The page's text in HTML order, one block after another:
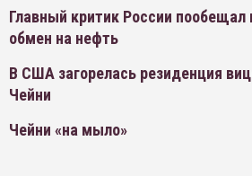
Главный критик России пообещал
обмен на нефть
В США загорелась резиденция
Чейни
Чейни «на мыло»